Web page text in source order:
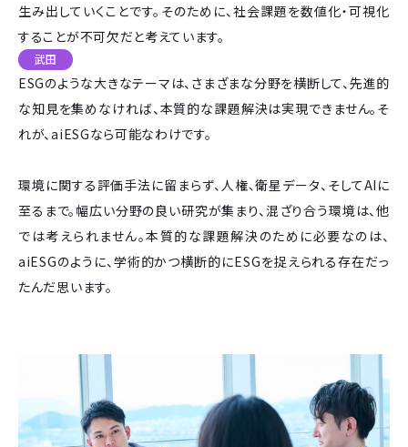
生み出していくことです。そのために、社会課題を数値化・可視化
することが不可欠だと考えています。
武田
ESGのような大きなテーマは、さまざまな分野を横断して、先進的
な知見を集めなければ、本質的な課題解決は実現できません。そ
れが、aiESGなら可能なわけです。
環境に関する評価手法に留まらず、人権、衛星データ、そしてAIに
至るまで。幅広い分野の良い研究が集まり、混ざり合う環境は、他
では考えられません。本質的な課題解決のために必要なのは、
aiESGのように、学術的かつ横断的にESGを捉えられる存在だっ
たんだ思います。